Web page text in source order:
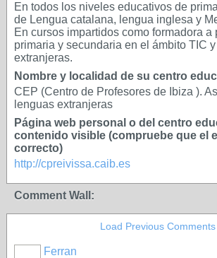
En todos los niveles educativos de
de Lengua catalana, lengua inglesa y
En cursos impartidos como formadora a
primaria y secundaria en el ámbito TIC
extranjeras.
Nombre y localidad de su centro
CEP (Centro de Profesores de Ibiza ).
lenguas extranjeras
Página web personal o del centro
contenido visible (compruebe que el
correcto)
http://cpreivissa.caib.es
Comment Wall:
Load Previous Comments
Ferran